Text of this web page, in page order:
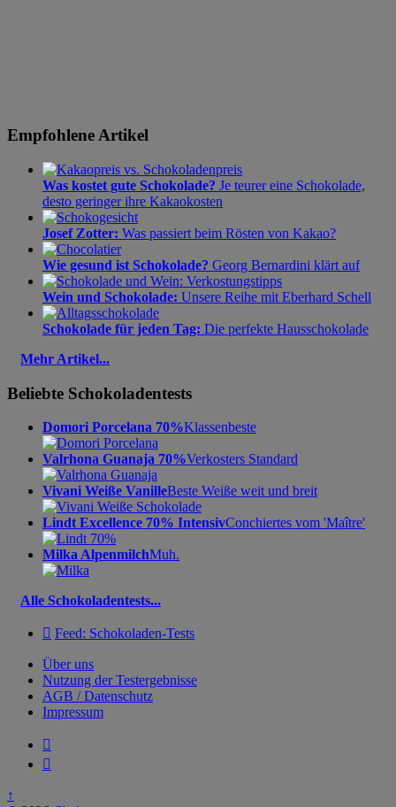
Empfohlene Artikel
Was kostet gute Schokolade? Je teurer eine Schokolade,
desto geringer ihre Kakaokosten
Josef Zotter: Was passiert beim Rösten von Kakao?
Wie gesund ist Schokolade? Georg Bernardini klärt auf
Wein und Schokolade: Unsere Reihe mit Eberhard Schell
Schokolade für jeden Tag: Die perfekte Hausschokolade
Mehr Artikel...
Beliebte Schokoladentests
Domori Porcelana 70%Klassenbeste
Valrhona Guanaja 70%Verkosters Standard
Vivani Weiße VanilleBeste Weiße weit und breit
Lindt Excellence 70% IntensivConchiertes vom 'Maître'
Milka AlpenmilchMuh.
Alle Schokoladentests...
 Feed: Schokoladen-Tests
Über uns
Nutzung der Testergebnisse
AGB / Datenschutz
Impressum


↑